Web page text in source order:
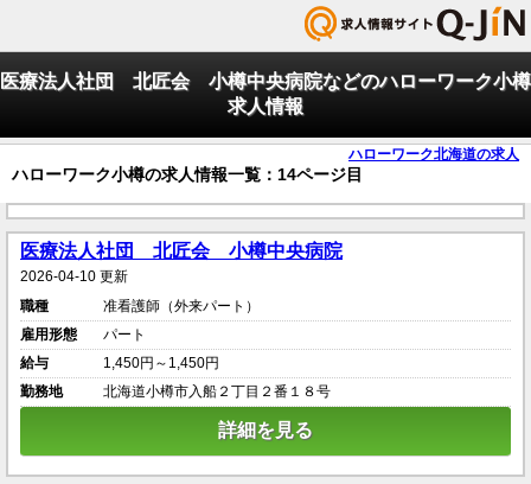
医療法人社団 北匠会 小樽中央病院などのハローワーク小樽
求人情報
ハローワーク北海道の求人
ハローワーク小樽の求人情報一覧：14ページ目
医療法人社団 北匠会 小樽中央病院
2026-04-10 更新
職種
准看護師（外来パート）
雇用形態
パート
給与
1,450円～1,450円
勤務地
北海道小樽市入船２丁目２番１８号
詳細を見る